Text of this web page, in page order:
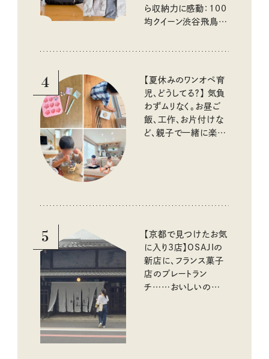
ら収納力に感動：100
均クイーン渋谷飛鳥の
4
【夏休みのワンオペ育
児、どうしてる？】 気負
わずムリなく。お昼ご
飯、工作、お片付けな
ど、親子で一緒に楽し
5
【京都で見つけたお気
に入り3店】OSAJIの
新店に、フランス菓子
店のプレートラン
チ……おいしいのんび